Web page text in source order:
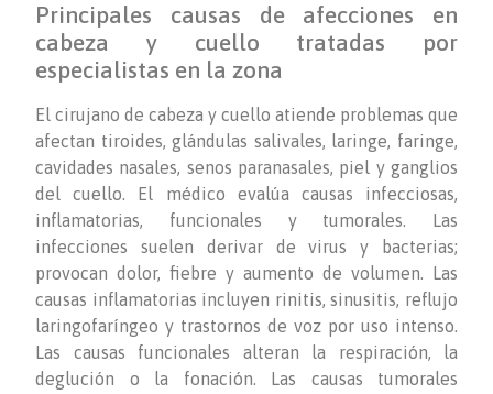
Principales causas de afecciones en
cabeza y cuello tratadas por
especialistas en la zona
El cirujano de cabeza y cuello atiende problemas que
afectan tiroides, glándulas salivales, laringe, faringe,
cavidades nasales, senos paranasales, piel y ganglios
del cuello. El médico evalúa causas infecciosas,
inflamatorias, funcionales y tumorales. Las
infecciones suelen derivar de virus y bacterias;
provocan dolor, fiebre y aumento de volumen. Las
causas inflamatorias incluyen rinitis, sinusitis, reflujo
laringofaríngeo y trastornos de voz por uso intenso.
Las causas funcionales alteran la respiración, la
deglución o la fonación. Las causas tumorales